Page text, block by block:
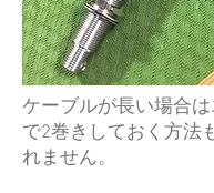
ケーブルが長い場合
で2巻きしておく方法
れません。